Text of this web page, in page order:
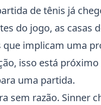
de tênis já
do jogo, as casas
implicam uma
isso está
uma partida.
sem razão. Sinner